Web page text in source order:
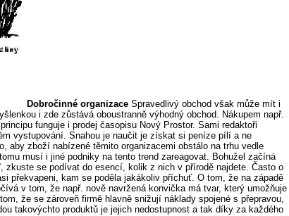
Dobročinné organizace Spravedlivý obchod však může mít i
i zde zůstává oboustranně výhodný obchod. Nákupem např.
funguje i prodej časopisu Nový Prostor. Sami redaktoři
vystupování. Snahou je naučit je získat si peníze pílí a ne
aby zboží nabízené těmito organizacemi obstálo na trhu vedle
musí i jiné podniky na tento trend zareagovat. Bohužel začíná
se podívat do esencí, kolik z nich v přírodě najdete. Často o
překvapeni, kam se poděla jakákoliv příchuť. O tom, že na západě
v tom, že např. nově navržená konvička má tvar, který umožňuje
že se zároveň firmě hlavně snižují náklady spojené s přepravou,
takovýchto produktů je jejich nedostupnost a tak díky za každého